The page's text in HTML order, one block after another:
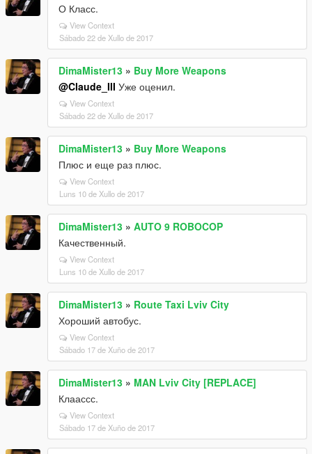
О Класс.
View Context
Sábado 22 de Xullo de 2017
DimaMister13 » Buy More Weapons
@Claude_III Уже оценил.
View Context
Sábado 22 de Xullo de 2017
DimaMister13 » Buy More Weapons
Плюс и еще раз плюс.
View Context
Luns 10 de Xullo de 2017
DimaMister13 » AUTO 9 ROBOCOP
Качественный.
View Context
Luns 10 de Xullo de 2017
DimaMister13 » Route Taxi Lviv City
Хороший автобус.
View Context
Sábado 17 de Xuño de 2017
DimaMister13 » MAN Lviv City [REPLACE]
Клаассс.
View Context
Sábado 17 de Xuño de 2017